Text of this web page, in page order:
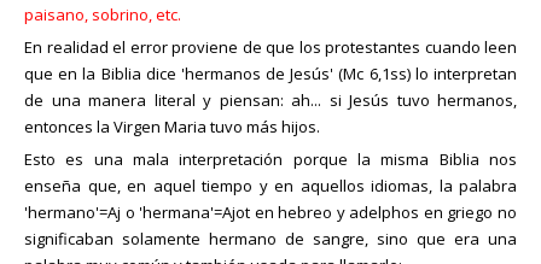
paisano, sobrino, etc.
En realidad el error proviene de que los protestantes cuando leen
que en la Biblia dice 'hermanos de Jesús' (Mc 6,1ss) lo interpretan
de una manera literal y piensan: ah... si Jesús tuvo hermanos,
entonces la Virgen Maria tuvo más hijos.
Esto es una mala interpretación porque la misma Biblia nos
enseña que, en aquel tiempo y en aquellos idiomas, la palabra
'hermano'=Aj o 'hermana'=Ajot en hebreo y adelphos en griego no
significaban solamente hermano de sangre, sino que era una